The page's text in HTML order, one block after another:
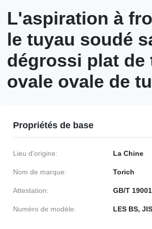
L'aspiration à
le tuyau soudé
dégrossi plat de
ovale ovale de
Propriétés de base
Lieu d'origine: La Chine
Nom de marque: Torich
Attestation: GB/T
Numéro de modèle: LES BS,